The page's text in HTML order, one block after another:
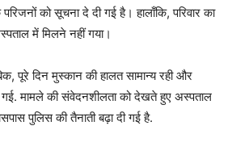
को सूचना दे दी गई है। हालाँकि, परिवार का
में मिलने नहीं गया।
पूरे दिन मुस्कान की हालत सामान्य रही और
गई. मामले की संवेदनशीलता को देखते हुए अस्पताल
पुलिस की तैनाती बढ़ा दी गई है.